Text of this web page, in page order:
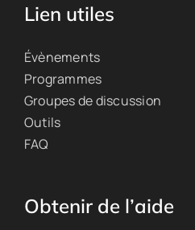
Lien utiles
Évènements
Programmes
Groupes de discussion
Outils
FAQ
Obtenir de l’aide